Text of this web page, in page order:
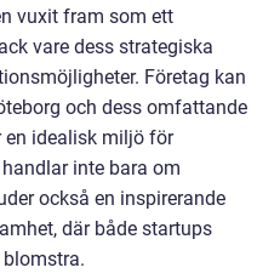
vuxit fram som ett
vare dess strategiska
Företag kan
och dess omfattande
en idealisk miljö för
inte bara om
också en inspirerande
där både startups